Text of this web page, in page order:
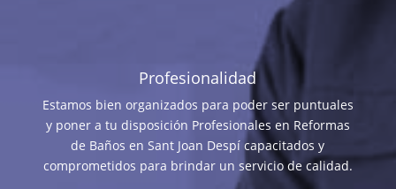
Profesionalidad
Estamos bien organizados para poder ser puntuales
y poner a tu disposición Profesionales en Reformas
de Baños en Sant Joan Despí capacitados y
comprometidos para brindar un servicio de calidad.